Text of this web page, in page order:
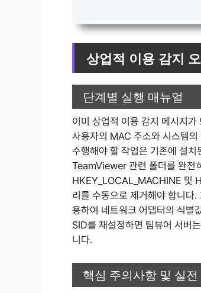
상업적 이용 감지
단계별 실행 매뉴얼
이미 상업적 이용 감지 메시지
사용자의 MAC 주소와 시스템
수행해야 할 작업은 기존에 설
TeamViewer 관련 폴더를 완전
HKEY_LOCAL_MACHINE 및
리를 수동으로 제거해야 합니다
용하여 네트워크 어댑터의 식별
SID를 재설정하면 팀뷰어 서버
니다.
핵심 주의사항 및 실전